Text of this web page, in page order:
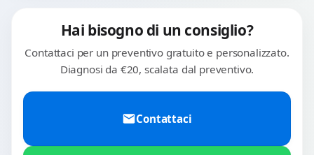
Hai bisogno di un consiglio?
Contattaci per un preventivo gratuito e personalizzato.
Diagnosi da €20, scalata dal preventivo.
Contattaci